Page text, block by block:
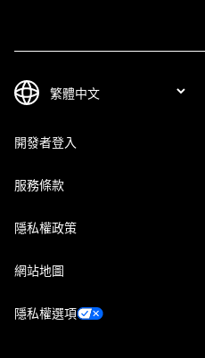
開發者登入
服務條款
隱私權政策
網站地圖
隱私權選項